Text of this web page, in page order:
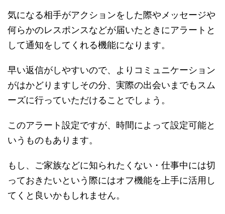
気になる相手がアクションをした際やメッセージや
何らかのレスポンスなどが届いたときにアラートと
して通知をしてくれる機能になります。
早い返信がしやすいので、よりコミュニケーション
がはかどりますしその分、実際の出会いまでもスム
ーズに行っていただけることでしょう。
このアラート設定ですが、時間によって設定可能と
いうものもあります。
もし、ご家族などに知られたくない・仕事中には切
っておきたいという際にはオフ機能を上手に活用し
てくと良いかもしれません。